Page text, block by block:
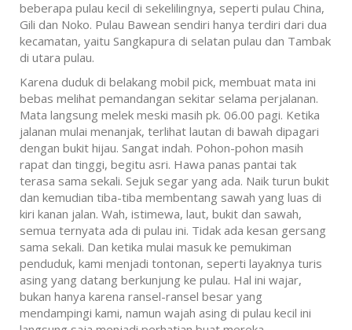
beberapa pulau kecil di sekelilingnya, seperti pulau China,
Gili dan Noko. Pulau Bawean sendiri hanya terdiri dari dua
kecamatan, yaitu Sangkapura di selatan pulau dan Tambak
di utara pulau.
Karena duduk di belakang mobil pick, membuat mata ini
bebas melihat pemandangan sekitar selama perjalanan.
Mata langsung melek meski masih pk. 06.00 pagi. Ketika
jalanan mulai menanjak, terlihat lautan di bawah dipagari
dengan bukit hijau. Sangat indah. Pohon-pohon masih
rapat dan tinggi, begitu asri. Hawa panas pantai tak
terasa sama sekali. Sejuk segar yang ada. Naik turun bukit
dan kemudian tiba-tiba membentang sawah yang luas di
kiri kanan jalan. Wah, istimewa, laut, bukit dan sawah,
semua ternyata ada di pulau ini. Tidak ada kesan gersang
sama sekali. Dan ketika mulai masuk ke pemukiman
penduduk, kami menjadi tontonan, seperti layaknya turis
asing yang datang berkunjung ke pulau. Hal ini wajar,
bukan hanya karena ransel-ransel besar yang
mendampingi kami, namun wajah asing di pulau kecil ini